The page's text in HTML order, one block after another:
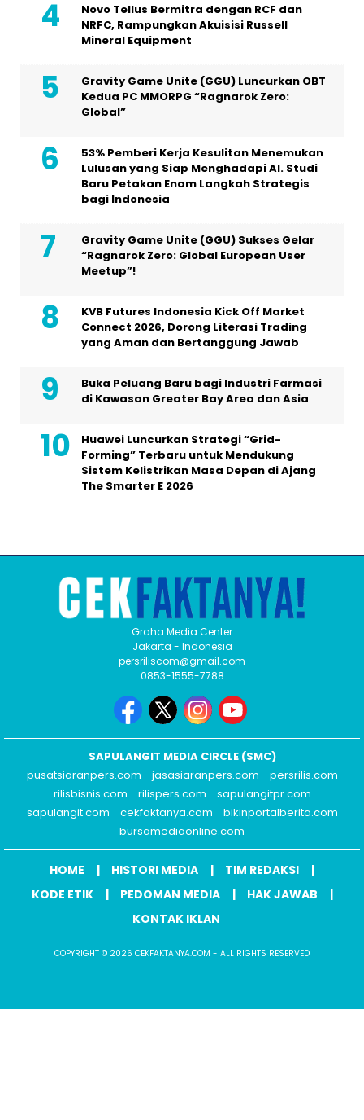
Novo Tellus Bermitra dengan RCF dan
NRFC, Rampungkan Akuisisi Russell
Mineral Equipment
Gravity Game Unite (GGU) Luncurkan OBT
Kedua PC MMORPG “Ragnarok Zero:
Global”
53% Pemberi Kerja Kesulitan Menemukan
Lulusan yang Siap Menghadapi AI. Studi
Baru Petakan Enam Langkah Strategis
bagi Indonesia
Gravity Game Unite (GGU) Sukses Gelar
“Ragnarok Zero: Global European User
Meetup”!
KVB Futures Indonesia Kick Off Market
Connect 2026, Dorong Literasi Trading
yang Aman dan Bertanggung Jawab
Buka Peluang Baru bagi Industri Farmasi
di Kawasan Greater Bay Area dan Asia
Huawei Luncurkan Strategi “Grid-
Forming” Terbaru untuk Mendukung
Sistem Kelistrikan Masa Depan di Ajang
The Smarter E 2026
Graha Media Center
Jakarta - Indonesia
persriliscom@gmail.com
0853-1555-7788
SAPULANGIT MEDIA CIRCLE (SMC)
pusatsiaranpers.com
jasasiaranpers.com
persrilis.com
rilisbisnis.com
rilispers.com
sapulangitpr.com
sapulangit.com
cekfaktanya.com
bikinportalberita.com
bursamediaonline.com
HOME HISTORI MEDIA
TIM REDAKSI
KODE ETIK
PEDOMAN MEDIA
HAK JAWAB
KONTAK IKLAN
COPYRIGHT © 2026 CEKFAKTANYA.COM - ALL RIGHTS RESERVED